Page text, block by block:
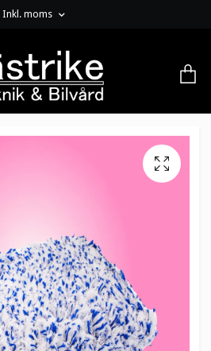
Inkl. moms